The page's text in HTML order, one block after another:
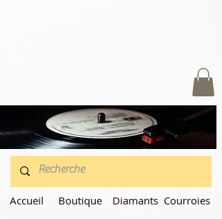
Accueil Boutique Diamants Courroies